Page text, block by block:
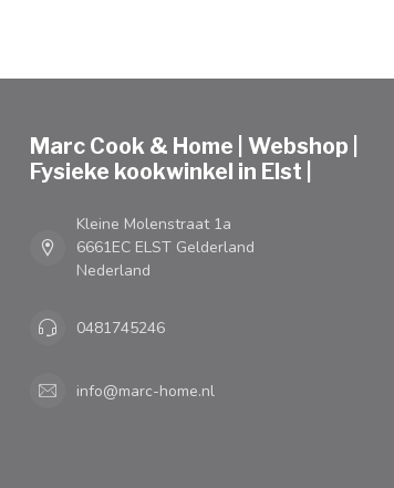
Marc Cook & Home | Webshop |
Fysieke kookwinkel in Elst |
Kleine Molenstraat 1a
6661EC ELST Gelderland
Nederland
0481745246
info@marc-home.nl